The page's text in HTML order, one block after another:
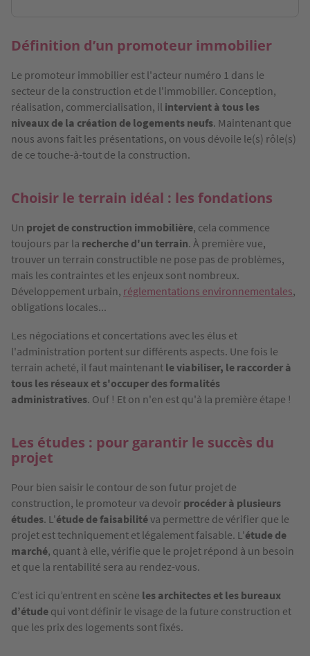
Définition d’un promoteur immobilier
Le promoteur immobilier est l'acteur numéro 1 dans le
secteur de la construction et de l'immobilier. Conception,
réalisation, commercialisation, il intervient à tous les
niveaux de la création de logements neufs. Maintenant que
nous avons fait les présentations, on vous dévoile le(s) rôle(s)
de ce touche-à-tout de la construction.
Choisir le terrain idéal : les fondations
Un projet de construction immobilière, cela commence
toujours par la recherche d'un terrain. À première vue,
trouver un terrain constructible ne pose pas de problèmes,
mais les contraintes et les enjeux sont nombreux.
Développement urbain, réglementations environnementales,
obligations locales...
Les négociations et concertations avec les élus et
l'administration portent sur différents aspects. Une fois le
terrain acheté, il faut maintenant le viabiliser, le raccorder à
tous les réseaux et s'occuper des formalités
administratives. Ouf ! Et on n'en est qu'à la première étape !
Les études : pour garantir le succès du
projet
Pour bien saisir le contour de son futur projet de
construction, le promoteur va devoir procéder à plusieurs
études. L'étude de faisabilitéva permettre de vérifier que le
projet est techniquement et légalement faisable. L'étude de
marché, quant à elle, vérifie que le projet répond à un besoin
et que la rentabilité sera au rendez-vous.
C’est ici qu’entrent en scène les architectes et les bureaux
d’étude qui vont définir le visage de la future construction et
que les prix des logements sont fixés.